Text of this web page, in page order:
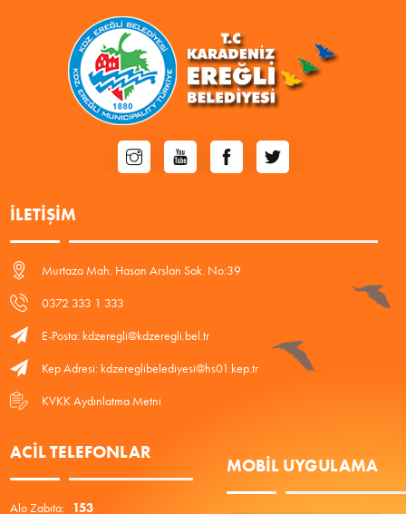
İLETIŞIM
Murtaza Mah. Hasan Arslan Sok. No:39
0372 333 1 333
E-Posta: kdzeregli@kdzeregli.bel.tr
Kep Adresi: kdzereglibelediyesi@hs01.kep.tr
KVKK Aydınlatma Metni
ACIL TELEFONLAR
Alo Zabıta: 153
MOBIL UYGULAMA